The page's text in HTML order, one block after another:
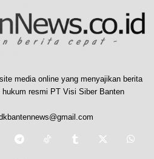
media online yang menyajikan berita
hukum resmi PT Visi Siber Banten